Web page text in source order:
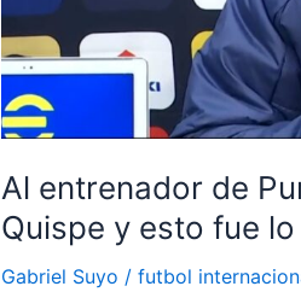
Al entrenador de
Quispe y esto fue
Gabriel Suyo / futbol